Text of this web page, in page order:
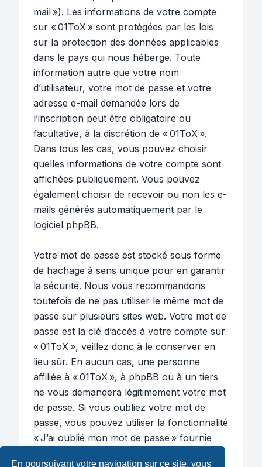
En poursuivant votre navigation sur ce site, vous
mail »). Les informations de votre compte
sur « 01ToX » sont protégées par les lois
sur la protection des données applicables
dans le pays qui nous héberge. Toute
information autre que votre nom
d’utilisateur, votre mot de passe et votre
adresse e-mail demandée lors de
l’inscription peut être obligatoire ou
facultative, à la discrétion de « 01ToX ».
Dans tous les cas, vous pouvez choisir
quelles informations de votre compte sont
affichées publiquement. Vous pouvez
également choisir de recevoir ou non les e-
mails générés automatiquement par le
logiciel phpBB.
Votre mot de passe est stocké sous forme
de hachage à sens unique pour en garantir
la sécurité. Nous vous recommandons
toutefois de ne pas utiliser le même mot de
passe sur plusieurs sites web. Votre mot de
passe est la clé d’accès à votre compte sur
« 01ToX », veillez donc à le conserver en
lieu sûr. En aucun cas, une personne
affiliée à « 01ToX », à phpBB ou à un tiers
ne vous demandera légitimement votre mot
de passe. Si vous oubliez votre mot de
passe, vous pouvez utiliser la fonctionnalité
« J’ai oublié mon mot de passe » fournie